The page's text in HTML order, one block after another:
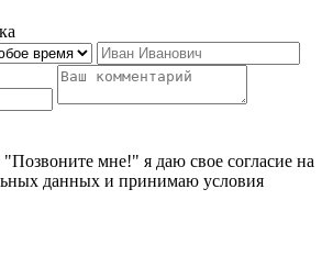
мне!" я даю свое согласие на
данных и принимаю условия